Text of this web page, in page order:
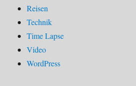
Reisen
Technik
Time Lapse
Video
WordPress